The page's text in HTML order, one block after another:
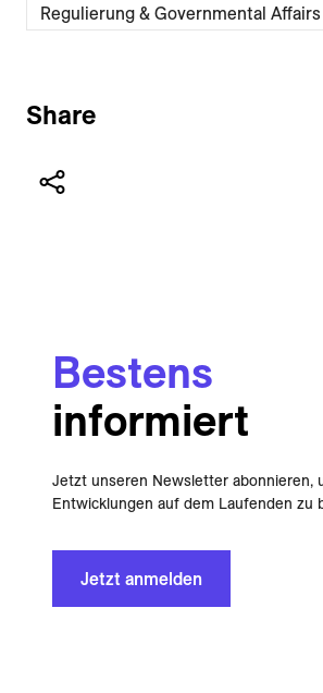
Regulierung & Governmental Affairs
Share
Bestens
informiert
Jetzt unseren Newsletter abonnieren,
Entwicklungen auf dem Laufenden zu
Jetzt anmelden